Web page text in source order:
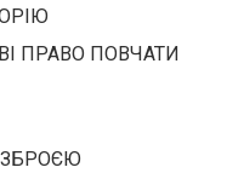
ПРАВО ПОВЧАТИ
ЗБРОЄЮ